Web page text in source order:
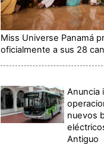
Miss Universe Panamá
oficialmente a sus 28
Anuncia
nuevos
Antiguo